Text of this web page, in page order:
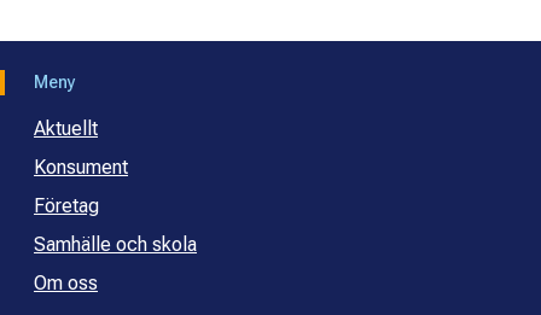
Meny
Aktuellt
Konsument
Företag
Samhälle och skola
Om oss